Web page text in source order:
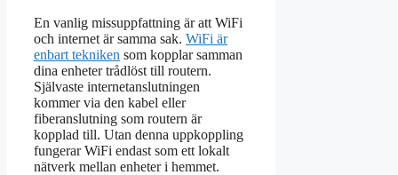
En vanlig missuppfattning är att WiFi
och internet är samma sak. WiFi är
enbart tekniken som kopplar samman
dina enheter trådlöst till routern.
Självaste internetanslutningen
kommer via den kabel eller
fiberanslutning som routern är
kopplad till. Utan denna uppkoppling
fungerar WiFi endast som ett lokalt
nätverk mellan enheter i hemmet.